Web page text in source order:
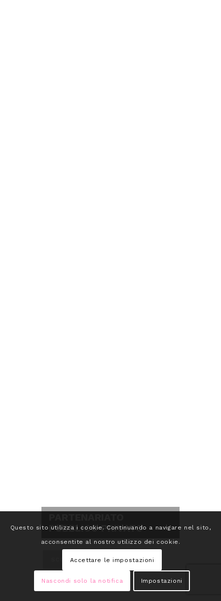
NATURALE
SCOPRI DI PIÙ
Questo sito utilizza i cookie. Continuando a navigare nel sito,
acconsentite al nostro utilizzo dei cookie.
Accettare le impostazioni
Nascondi solo la notifica Impostazioni